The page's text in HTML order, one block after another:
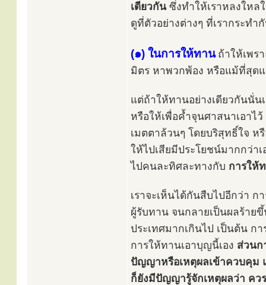
เดียวกันซึ่งทำให้เราหลงใหล
ดูที่ตัวอย่างต่างๆ ที่เรากระทำ
(๑) ในการให้ทาน ถ้าให้เพร
มิตร หาพวกพ้อง หรือแม้ที่สุดแ
แต่ถ้าให้ทานอย่างเดียวกันนั่น
หรือให้เพื่อค้ำจุนศาสนาเอาไ
เมตตาล้วนๆ โดยบริสุทธิ์ใจ ห
ให้ไปเสียมีประโยชน์มากกว่า
ไปคนละทิศละทางกับ การให้
เราจะเห็นได้กันสืบไปอีกว่า
ผู้รับทาน จนกลายเป็นผลร้าย
ประเทศมากเกินไป เป็นต้น
การให้ทานเอาบุญนี้เอง ส่วนก
ปัญญาหรือเหตุผลเข้าควบคุม
ก็ยังมีปัญญารู้จักเหตุผลว่า คว